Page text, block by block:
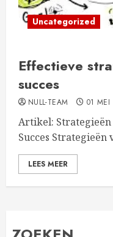
Uncategorized
Effectieve
succes
NULL-TEAM 01 MEI
Artikel: Strategieën
Succes Strategieën
LEES MEER